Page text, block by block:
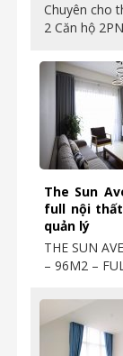
Chuyên cho
2 Căn hộ
The Sun
full nội
quản lý
THE SUN
– 96M2 –